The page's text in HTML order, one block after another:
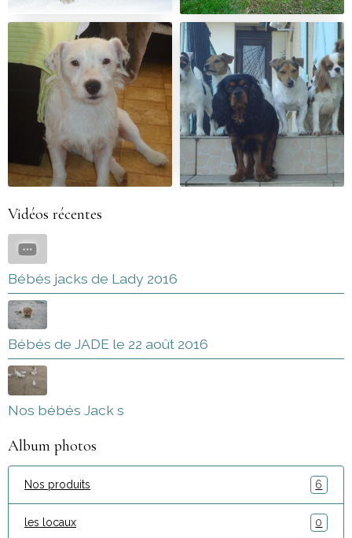
Vidéos récentes
Bébés jacks de Lady 2016
Bébés de JADE le 22 août 2016
Nos bébés Jack s
Album photos
Nos produits 6
les locaux 0